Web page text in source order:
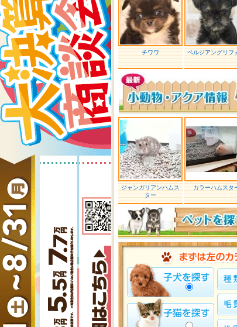
チワワ ベルジアングリフ
ジャンガリアンハムス
ター
カラーハムスタ